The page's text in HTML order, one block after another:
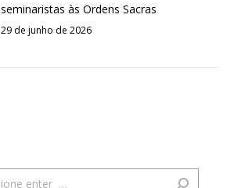
seminaristas às Ordens Sacras
29 de junho de 2026